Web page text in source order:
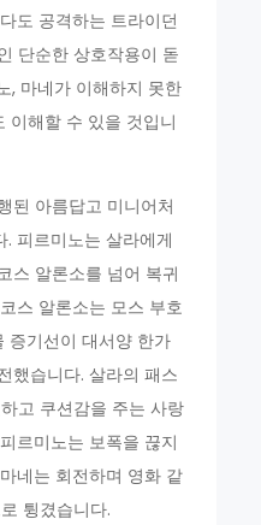
도 공격하는 트라이던
단순한 상호작용이 돋
, 마네가 이해하지 못한
해할 수 있을 것입니
된 아름답고 미니어처
피르미노는 살라에게
스 알론소를 넘어 복귀
스 알론소는 모스 부호
증기선이 대서양 한가
했습니다. 살라의 패스
고 쿠션감을 주는 사랑
르미노는 보폭을 끊지
네는 회전하며 영화 같
튕겼습니다.